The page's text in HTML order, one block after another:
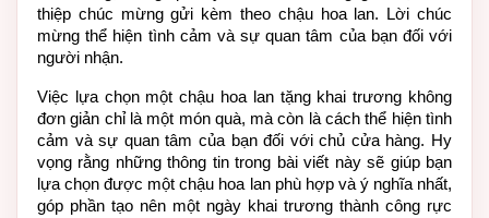
thiệp chúc mừng gửi kèm theo chậu hoa lan. Lời chúc
mừng thể hiện tình cảm và sự quan tâm của bạn đối với
người nhận.
Việc lựa chọn một chậu hoa lan tặng khai trương không
đơn giản chỉ là một món quà, mà còn là cách thể hiện tình
cảm và sự quan tâm của bạn đối với chủ cửa hàng. Hy
vọng rằng những thông tin trong bài viết này sẽ giúp bạn
lựa chọn được một chậu hoa lan phù hợp và ý nghĩa nhất,
góp phần tạo nên một ngày khai trương thành công rực